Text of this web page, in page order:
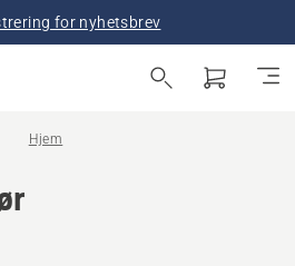
for nyhetsbrev
Hjem